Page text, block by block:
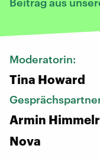
Moderatorin:
Tina Howard
Armin
Nova